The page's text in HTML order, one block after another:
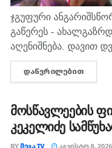
ჯგუფური
გაწერეს -
აღენიშნება. დავით
ხუთამდე მოზარდი
თავდამსხმელების
სამეთვალყურეო...
ᲓᲐᲬᲕᲠᲘᲚᲔᲑᲘᲗ
მოსწავლეების
კეკელიძე